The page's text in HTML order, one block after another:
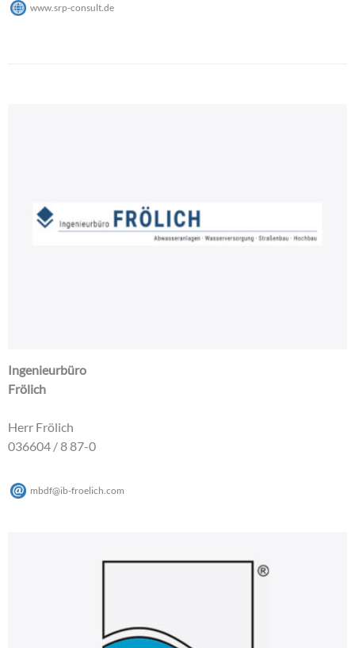
www.srp-consult.de
Ingenieurbüro
Frölich
Herr Frölich
036604 / 8 87-0
mbdf@ib-froelich.com